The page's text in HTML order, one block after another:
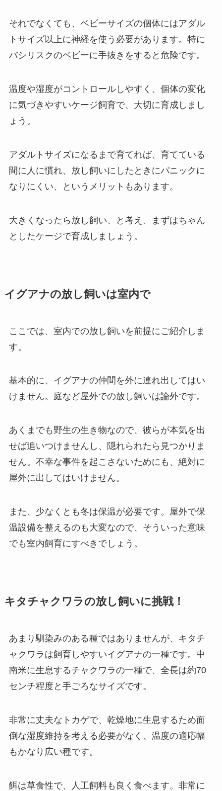
それでなくても、ベビーサイズの個体にはアダル
トサイズ以上に神経を使う必要があります。特に
バシリスクのベビーに手抜きをすると危険です。
温度や湿度がコントロールしやすく、個体の変化
に気づきやすいケージ飼育で、大切に育成しまし
ょう。
アダルトサイズになるまで育てれば、育てている
間に人に慣れ、放し飼いにしたときにパニックに
なりにくい、というメリットもあります。
大きくなったら放し飼い、と考え、まずはちゃん
としたケージで育成しましょう。
イグアナの放し飼いは室内で
ここでは、室内での放し飼いを前提にご紹介しま
す。
基本的に、イグアナの仲間を外に連れ出してはい
けません。庭など屋外での放し飼いは論外です。
あくまでも野生の生き物なので、彼らが本気を出
せば追いつけませんし、隠れられたら見つかりま
せん。不幸な事件を起こさないためにも、絶対に
屋外に出してはいけません。
また、少なくとも冬は保温が必要です。屋外で保
温設備を整えるのも大変なので、そういった意味
でも室内飼育にすべきでしょう。
キタチャクワラの放し飼いに挑戦！
あまり馴染みのある種ではありませんが、キタチ
ャクワラは飼育しやすいイグアナの一種です。中
南米に生息するチャクワラの一種で、全長は約70
センチ程度と手ごろなサイズです。
非常に丈夫なトカゲで、乾燥地に生息するため面
倒な湿度維持を考える必要がなく、温度の適応幅
もかなり広い種です。
餌は草食性で、人工飼料も良く食べます。非常に